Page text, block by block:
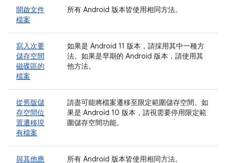
開啟文件
檔案
所有 Android 版本皆使用相同方法。
寫入次要
儲存空間
磁碟區的
檔案
如果是 Android 11 版本，請採用其中一種方
法。如果是早期的 Android 版本，請使用其
他方法。
從舊版儲
存空間位
置遷移現
有檔案
請盡可能將檔案遷移至限定範圍儲存空間。如
果是 Android 10 版本，請視需要停用限定範
圍儲存空間功能。
與其他應 所有 Android 版本皆使用相同方法。